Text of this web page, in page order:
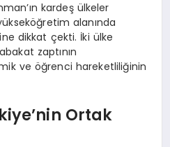
kardeş ülkeler
alanında
dikkat çekti. İki ülke
zaptının
ve öğrenci hareketliliğinin
Ortak